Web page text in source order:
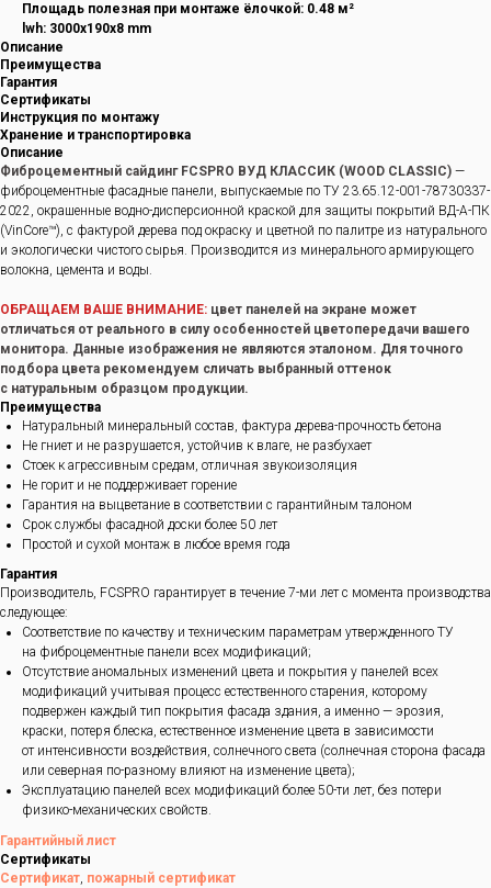
Площадь полезная при монтаже ёлочкой: 0.48 м²
lwh: 3000x190x8 mm
Описание
Преимущества
Гарантия
Сертификаты
Инструкция по монтажу
Хранение и транспортировка
Описание
Фиброцементный сайдинг FCSPRO ВУД КЛАССИК (WOOD CLASSIC) —
фиброцементные фасадные панели, выпускаемые по ТУ 23.65.12-001-78730337-
2022, окрашенные водно-дисперсионной краской для защиты покрытий ВД-А-ПК
(VinCore™), с фактурой дерева под окраску и цветной по палитре из натурального
и экологически чистого сырья. Производится из минерального армирующего
волокна, цемента и воды.
ОБРАЩАЕМ ВАШЕ ВНИМАНИЕ: цвет панелей на экране может
отличаться от реального в силу особенностей цветопередачи вашего
монитора. Данные изображения не являются эталоном. Для точного
подбора цвета рекомендуем сличать выбранный оттенок
с натуральным образцом продукции.
Преимущества
Натуральный минеральный состав, фактура дерева-прочность бетона
Не гниет и не разрушается, устойчив к влаге, не разбухает
Стоек к агрессивным средам, отличная звукоизоляция
Не горит и не поддерживает горение
Гарантия на выцветание в соответствии с гарантийным талоном
Срок службы фасадной доски более 50 лет
Простой и сухой монтаж в любое время года
Гарантия
Производитель, FCSPRO гарантирует в течение 7-ми лет с момента производства
следующее:
Соответствие по качеству и техническим параметрам утвержденного ТУ
на фиброцементные панели всех модификаций;
Отсутствие аномальных изменений цвета и покрытия у панелей всех
модификаций учитывая процесс естественного старения, которому
подвержен каждый тип покрытия фасада здания, а именно — эрозия,
краски, потеря блеска, естественное изменение цвета в зависимости
от интенсивности воздействия, солнечного света (солнечная сторона фасада
или северная по-разному влияют на изменение цвета);
Эксплуатацию панелей всех модификаций более 50-ти лет, без потери
физико-механических свойств.
Гарантийный лист
Сертификаты
Сертификат, пожарный сертификат